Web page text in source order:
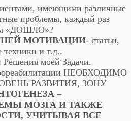
имеющими различные
проблемы, каждый раз
«ДОШЛО»?
МОТИВАЦИИ- статьи,
техники и т.д..
моей Задачи.
НЕОБХОДИМО
РАЗВИТИЯ, ЗОНУ
–
МОЗГА И ТАКЖЕ
УЧИТЫВАЯ ВСЕ